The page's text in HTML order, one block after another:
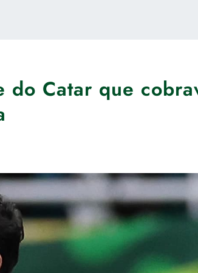
do Catar que